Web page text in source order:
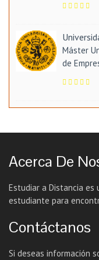
Máster
de
Acerca De
Estudiar a Distancia
estudiante para
Contáctanos
Si deseas información